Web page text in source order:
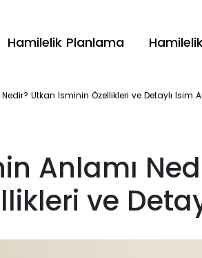
Hamilelik Planlama
Utkan İsminin Özellikleri ve Detaylı İsim
Anlamı
ve